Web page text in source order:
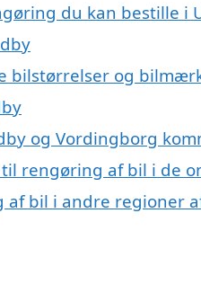
du kan bestille i
bilstørrelser og
og Vordingborg
rengøring af bil i de
bil i andre regioner